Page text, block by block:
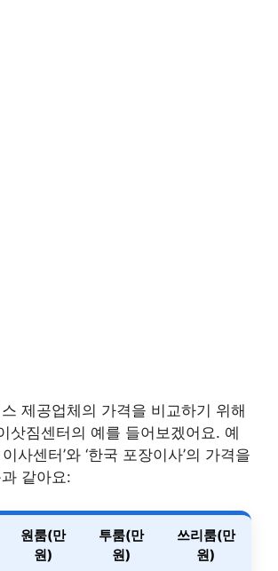
제공업체의 가격을 비교하기 위해
삿짐센터의 예를 들어보겠어요. 예
사센터’와 ‘한국 포장이사’의 가격을
같아요:
원룸(만
원)
투룸(만
원)
쓰리룸(만
원)